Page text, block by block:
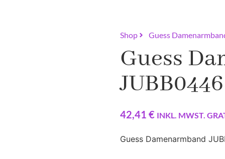
Shop Guess
Guess
42,41 € INKL. MWST.
Guess Damenarmband